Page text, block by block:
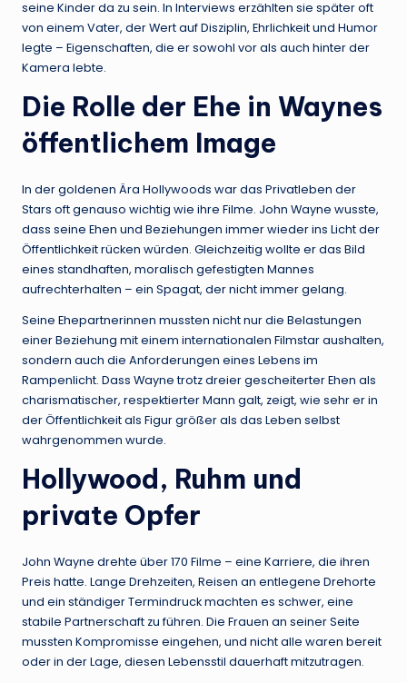
seine Kinder da zu sein. In Interviews erzählten sie später oft
von einem Vater, der Wert auf Disziplin, Ehrlichkeit und Humor
legte – Eigenschaften, die er sowohl vor als auch hinter der
Kamera lebte.
Die Rolle der Ehe in Waynes
öffentlichem Image
In der goldenen Ära Hollywoods war das Privatleben der
Stars oft genauso wichtig wie ihre Filme. John Wayne wusste,
dass seine Ehen und Beziehungen immer wieder ins Licht der
Öffentlichkeit rücken würden. Gleichzeitig wollte er das Bild
eines standhaften, moralisch gefestigten Mannes
aufrechterhalten – ein Spagat, der nicht immer gelang.
Seine Ehepartnerinnen mussten nicht nur die Belastungen
einer Beziehung mit einem internationalen Filmstar aushalten,
sondern auch die Anforderungen eines Lebens im
Rampenlicht. Dass Wayne trotz dreier gescheiterter Ehen als
charismatischer, respektierter Mann galt, zeigt, wie sehr er in
der Öffentlichkeit als Figur größer als das Leben selbst
wahrgenommen wurde.
Hollywood, Ruhm und
private Opfer
John Wayne drehte über 170 Filme – eine Karriere, die ihren
Preis hatte. Lange Drehzeiten, Reisen an entlegene Drehorte
und ein ständiger Termindruck machten es schwer, eine
stabile Partnerschaft zu führen. Die Frauen an seiner Seite
mussten Kompromisse eingehen, und nicht alle waren bereit
oder in der Lage, diesen Lebensstil dauerhaft mitzutragen.